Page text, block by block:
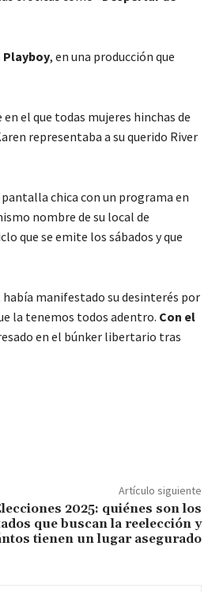
, en una producción que
el que todas mujeres hinchas de
representaba a su querido River
chica con un programa en
nombre de su local de
que se emite los sábados y que
manifestado su desinterés por
la tenemos todos adentro. Con el
en el búnker libertario tras
Artículo siguiente
2025: quiénes son los
que buscan la reelección y
tienen un lugar asegurado